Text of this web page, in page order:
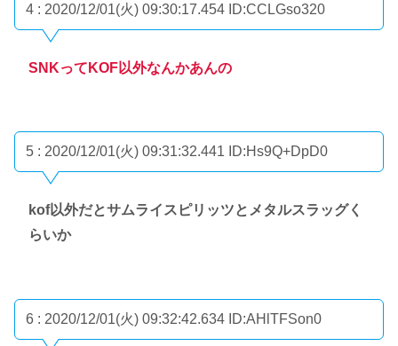
4 : 2020/12/01(火) 09:30:17.454 ID:CCLGso320
SNKってKOF以外なんかあんの
5 : 2020/12/01(火) 09:31:32.441 ID:Hs9Q+DpD0
kof以外だとサムライスピリッツとメタルスラッグく
らいか
6 : 2020/12/01(火) 09:32:42.634 ID:AHlTFSon0